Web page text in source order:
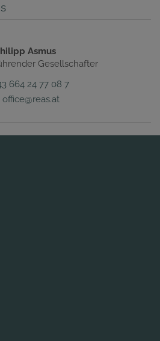
Asmus
Gesellschafter
664 24 77 08 7
office@reas.at